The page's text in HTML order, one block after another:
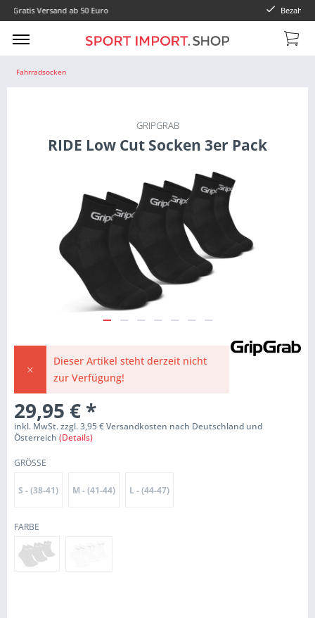
Bezahlung mit Paypal oder
Fahrradsocken
GRIPGRAB
RIDE Low Cut Socken 3er Pack
Dieser Artikel steht derzeit nicht
zur Verfügung!
29,95 € *
inkl. MwSt. zzgl. 3,95 € Versandkosten nach Deutschland und
Österreich (Details)
GRÖSSE
S - (38-41) M - (41-44) L - (44-47)
FARBE